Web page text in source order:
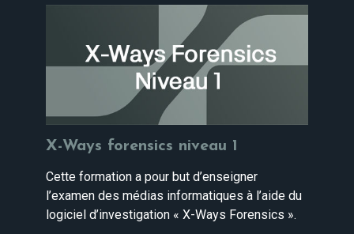
X-Ways forensics niveau 1
Cette formation a pour but d’enseigner
l’examen des médias informatiques à l’aide du
logiciel d’investigation « X-Ways Forensics ».